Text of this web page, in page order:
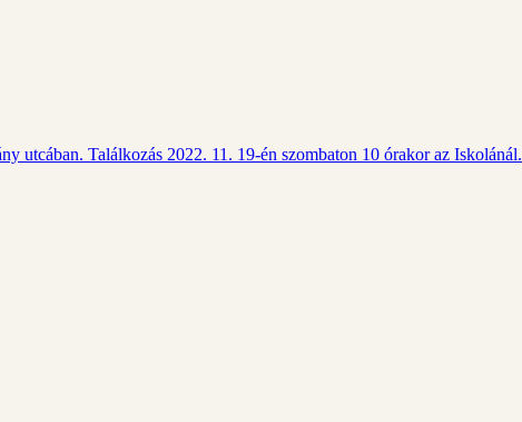
utcában. Találkozás 2022. 11. 19-én szombaton 10 órakor az Iskolánál.